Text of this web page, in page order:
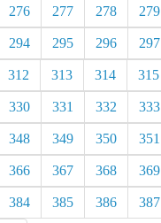
276 277 278 279
294 295 296 297
312 313 314 315
330 331 332 333
348 349 350 351
366 367 368 369
384 385 386 387